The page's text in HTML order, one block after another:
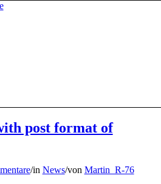
post format of
/in News/von Martin_R-76